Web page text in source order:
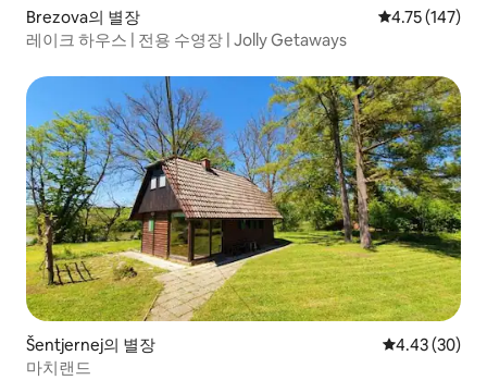
Brezova의 별장 평점 4.75점(5
4.75 (147)
레이크 하우스 | 전용 수영장 | Jolly Getaways
Šentjernej의 별장 평점 4.43점(5
4.43 (30)
마치랜드